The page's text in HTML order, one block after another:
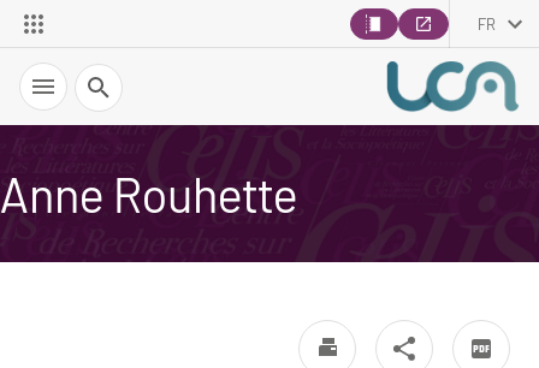
FR
Recherche
Anne Rouhette